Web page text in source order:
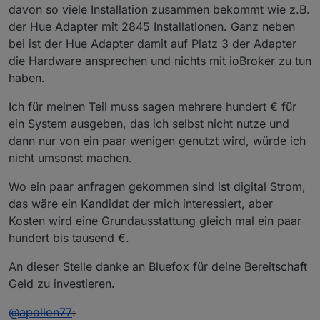
davon so viele Installation zusammen bekommt wie z.B.
der Hue Adapter mit 2845 Installationen. Ganz neben
bei ist der Hue Adapter damit auf Platz 3 der Adapter
die Hardware ansprechen und nichts mit ioBroker zu tun
haben.
Ich für meinen Teil muss sagen mehrere hundert € für
ein System ausgeben, das ich selbst nicht nutze und
dann nur von ein paar wenigen genutzt wird, würde ich
nicht umsonst machen.
Wo ein paar anfragen gekommen sind ist digital Strom,
das wäre ein Kandidat der mich interessiert, aber
Kosten wird eine Grundausstattung gleich mal ein paar
hundert bis tausend €.
An dieser Stelle danke an Bluefox für deine Bereitschaft
Geld zu investieren.
@apollon77: